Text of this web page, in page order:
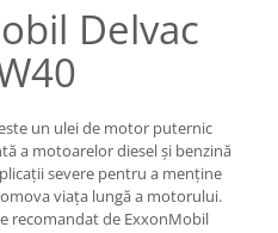
Delvac
un ulei de motor puternic
a motoarelor diesel și benzină
severe pentru a menține
viața lungă a motorului.
recomandat de ExxonMobil